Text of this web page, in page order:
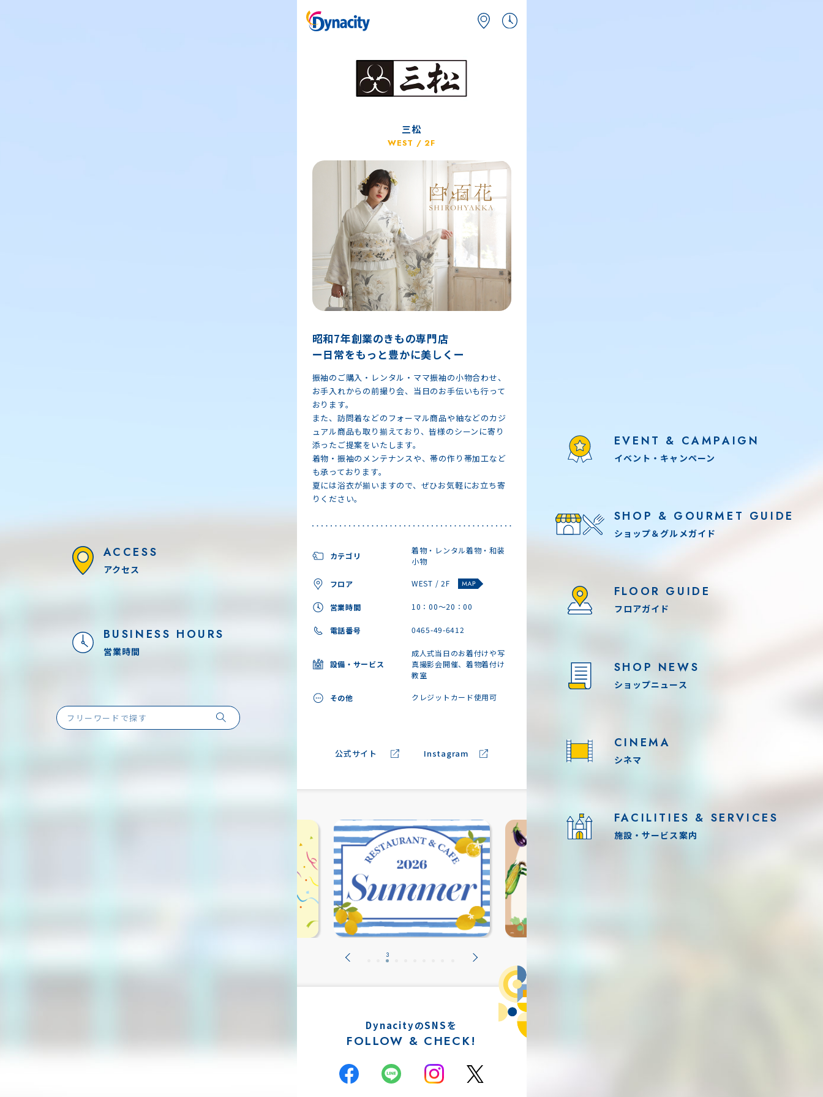
三松
WEST / 2F
昭和7年創業のきもの専門店
ー日常をもっと豊かに美しくー
振袖のご購入・レンタル・ママ振袖の小物合わせ、
お手入れからの前撮り会、当日のお手伝いも行って
おります。
また、訪問着などのフォーマル商品や紬などのカジ
ュアル商品も取り揃えており、皆様のシーンに寄り
添ったご提案をいたします。
着物・振袖のメンテナンスや、帯の作り帯加工など
も承っております。
夏には浴衣が揃いますので、ぜひお気軽にお立ち寄
りください。
カテゴリ
着物・レンタル着物・和装
小物
フロア WEST / 2F
営業時間 10：00～20：00
電話番号 0465-49-6412
設備・サービス
成人式当日のお着付けや写
真撮影会開催、着物着付け
教室
その他 クレジットカード使用可
公式サイト Instagram
DynacityのSNSを
FOLLOW & CHECK!
ACCESS
アクセス
BUSINESS HOURS
営業時間
EVENT & CAMPAIGN
イベント・キャンペーン
SHOP & GOURMET GUIDE
ショップ＆グルメガイド
FLOOR GUIDE
フロアガイド
SHOP NEWS
ショップニュース
CINEMA
シネマ
FACILITIES & SERVICES
施設・サービス案内